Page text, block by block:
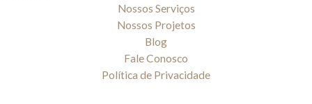
Nossos Serviços
Nossos Projetos
Blog
Fale Conosco
Política de Privacidade